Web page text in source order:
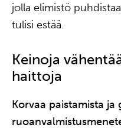
jolla elimistö
tulisi estää.
Keinoja
haittoja
Korvaa paistamista